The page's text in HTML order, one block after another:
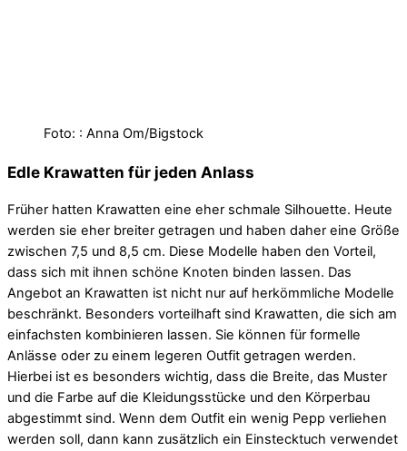
Foto: : Anna Om/Bigstock
Edle Krawatten für jeden Anlass
Früher hatten Krawatten eine eher schmale Silhouette. Heute
werden sie eher breiter getragen und haben daher eine Größe
zwischen 7,5 und 8,5 cm. Diese Modelle haben den Vorteil,
dass sich mit ihnen schöne Knoten binden lassen. Das
Angebot an Krawatten ist nicht nur auf herkömmliche Modelle
beschränkt. Besonders vorteilhaft sind Krawatten, die sich am
einfachsten kombinieren lassen. Sie können für formelle
Anlässe oder zu einem legeren Outfit getragen werden.
Hierbei ist es besonders wichtig, dass die Breite, das Muster
und die Farbe auf die Kleidungsstücke und den Körperbau
abgestimmt sind. Wenn dem Outfit ein wenig Pepp verliehen
werden soll, dann kann zusätzlich ein Einstecktuch verwendet